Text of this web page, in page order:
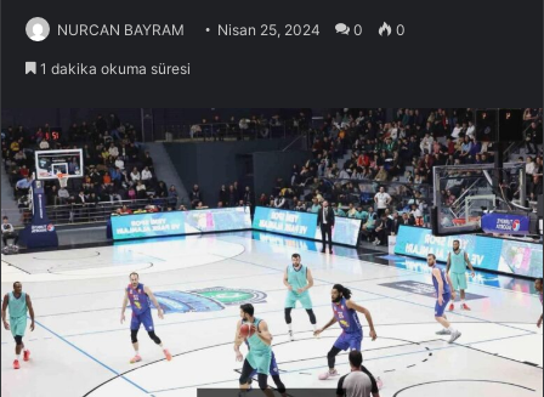
NURCAN BAYRAM Nisan 25, 2024 0 0
1 dakika okuma süresi